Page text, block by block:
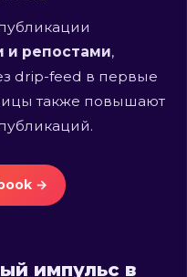
и репостами,
drip-feed в первые
также повышают
→
импульс в